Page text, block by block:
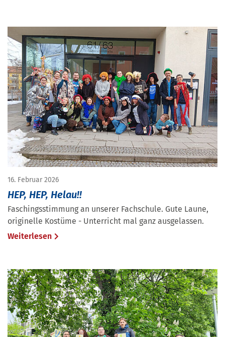
16. Februar 2026
HEP, HEP, Helau!!
Faschingsstimmung an unserer Fachschule. Gute Laune,
originelle Kostüme - Unterricht mal ganz ausgelassen.
Weiterlesen